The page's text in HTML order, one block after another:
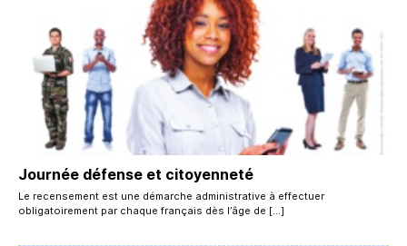
Journée défense et citoyenneté
Le recensement est une démarche administrative à effectuer
obligatoirement par chaque français dès l’âge de […]